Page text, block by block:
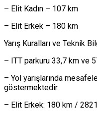
– Elit Kadın – 107 km
– Elit Erkek – 180 km
Yarış Kuralları ve Teknik
– ITT parkuru 33,7 km ve
– Yol yarışlarında
göstermektedir.
– Elit Erkek: 180 km /